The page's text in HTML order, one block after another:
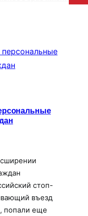
стоп-
въезд
попали еще